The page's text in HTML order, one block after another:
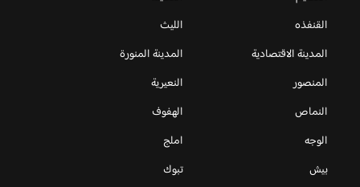
القنفذه
الليث
المدينة الاقتصادية
المدينة المنورة
المنصور
النعيرية
النماص
الهفوف
الوجه
املج
بيش
تبوك